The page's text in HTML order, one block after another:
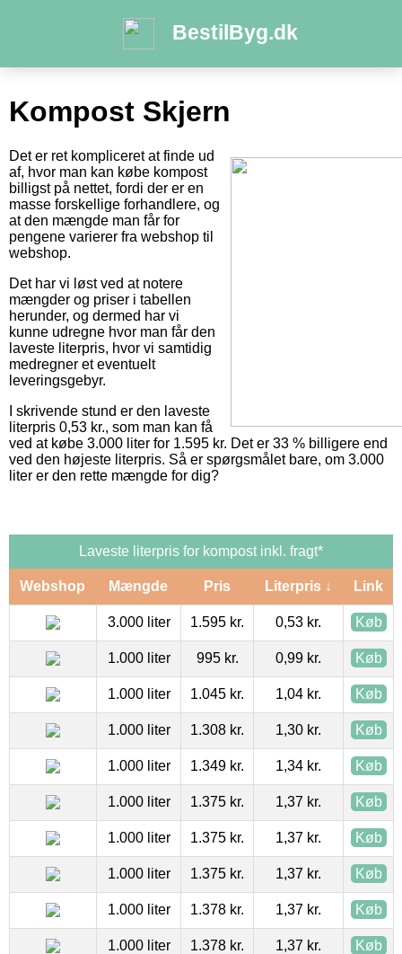
BestilByg.dk
Kompost Skjern
Det er ret kompliceret at finde ud
af, hvor man kan købe kompost
billigst på nettet, fordi der er en
masse forskellige forhandlere, og
at den mængde man får for
pengene varierer fra webshop til
webshop.
Det har vi løst ved at notere
mængder og priser i tabellen
herunder, og dermed har vi
kunne udregne hvor man får den
laveste literpris, hvor vi samtidig
medregner et eventuelt
leveringsgebyr.
I skrivende stund er den laveste
literpris 0,53 kr., som man kan få
ved at købe 3.000 liter for 1.595 kr. Det er 33 % billigere end
ved den højeste literpris. Så er spørgsmålet bare, om 3.000
liter er den rette mængde for dig?
Laveste literpris for kompost inkl. fragt*
Webshop Mængde Pris Literpris ↓ Link
3.000 liter 1.595 kr. 0,53 kr. Køb
1.000 liter 995 kr. 0,99 kr. Køb
1.000 liter 1.045 kr. 1,04 kr. Køb
1.000 liter 1.308 kr. 1,30 kr. Køb
1.000 liter 1.349 kr. 1,34 kr. Køb
1.000 liter 1.375 kr. 1,37 kr. Køb
1.000 liter 1.375 kr. 1,37 kr. Køb
1.000 liter 1.375 kr. 1,37 kr. Køb
1.000 liter 1.378 kr. 1,37 kr. Køb
1.000 liter 1.378 kr. 1,37 kr. Køb